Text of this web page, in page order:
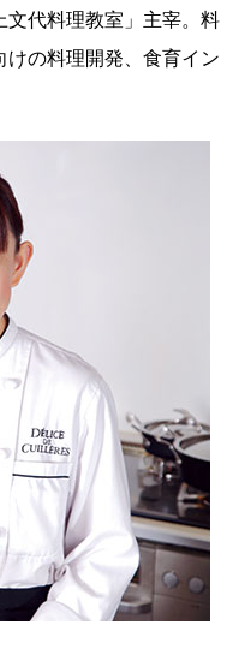
文代料理教室」主宰。料
の料理開発、食育イン